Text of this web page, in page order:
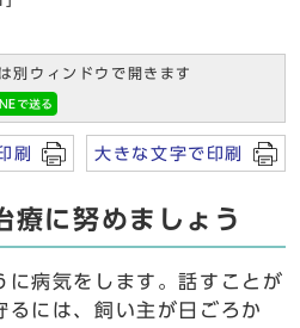
別ウィンドウで開きます
刷 大きな文字で印刷
療に努めましょう
に病気をします。話すことが
るには、飼い主が日ごろか